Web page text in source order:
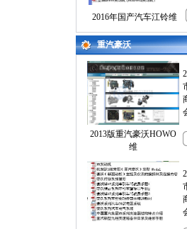
2016年国产汽车江铃维
重汽豪沃
2013版重汽豪沃HOWO
维